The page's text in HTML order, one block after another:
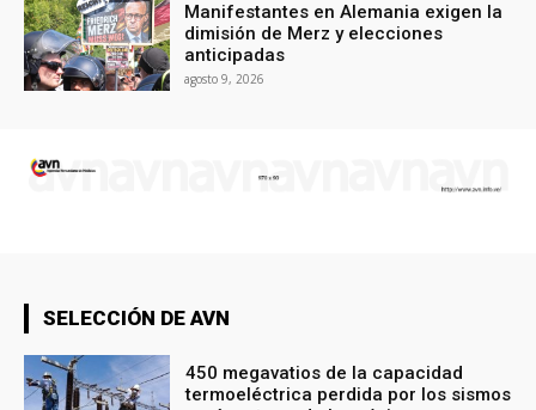
Manifestantes en Alemania exigen la
dimisión de Merz y elecciones
anticipadas
agosto 9, 2026
SELECCIÓN DE AVN
450 megavatios de la capacidad
termoeléctrica perdida por los sismos